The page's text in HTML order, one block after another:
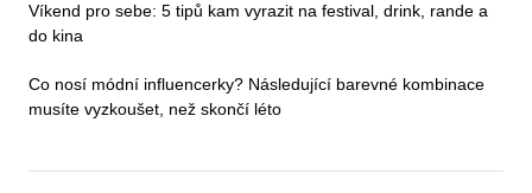
Víkend pro sebe: 5 tipů kam vyrazit na festival, drink, rande a
do kina
Co nosí módní influencerky? Následující barevné kombinace
musíte vyzkoušet, než skončí léto